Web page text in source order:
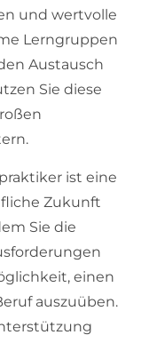
und wertvolle
Lerngruppen
Austausch
Sie diese
ist eine
Zukunft
Sie die
einen
auszuüben.